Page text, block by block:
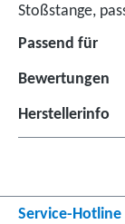
Stoßstange,
Passend für
Bewertungen
Herstellerinfo
Service-Hotline